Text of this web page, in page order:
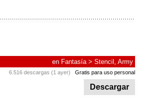
en Fantasía> Stencil, Army
6.516 descargas (1 ayer) Gratis para uso personal
Descargar